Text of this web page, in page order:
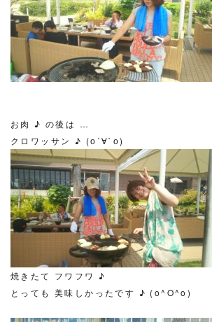
お肉 ♪ の後は …
クロワッサン ♪ (о´∀`о)
焼きたて フワフワ ♪
とっても 美味しかったです ♪ (o^O^o)